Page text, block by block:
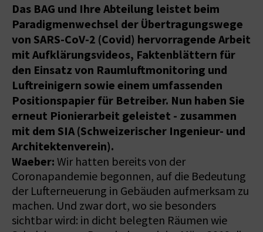
Das BAG und Ihre Abteilung leistet beim
Paradigmenwechsel der Übertragungswege
von SARS-CoV-2 (Covid) hervorragende Arbeit
mit Aufklärungsvideos, Faktenblättern für
den Einsatz von Raumluftmonitoring und
Luftreinigern sowie einem umfassenden
Positionspapier für Betreiber. Nun haben Sie
erneut Pionierarbeit geleistet - zusammen
mit dem SIA (Schweizerischer Ingenieur- und
Architektenverein).
Waeber: Wir hatten bereits von der
Coronapandemie begonnen, auf die Bedeutung
der Lufterneuerung in Gebäuden aufmerksam zu
machen. Und zwar dort, wo sie besonders
sichtbar wird: in dicht belegten Räumen wie